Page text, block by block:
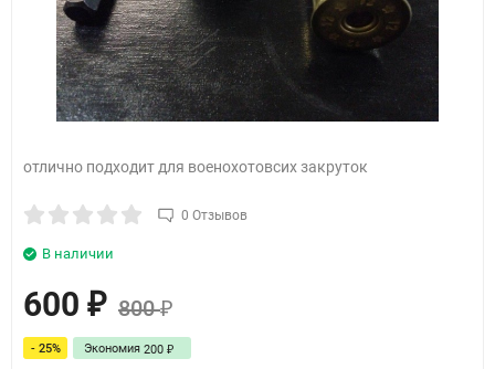
отлично подходит для военохотовсих закруток
0 Отзывов
В наличии
600 ₽ 800₽
- 25% Экономия 200 ₽